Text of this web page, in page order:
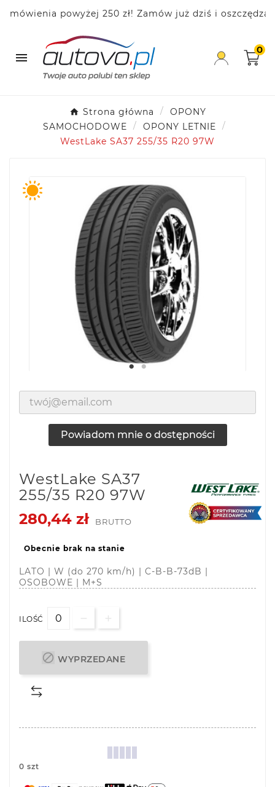
powyżej 250 zł! Zamów już dziś i oszczędzaj!

0
Strona główna
OPONY
SAMOCHODOWE
OPONY LETNIE
WestLake SA37 255/35 R20 97W
Powiadom mnie o dostępności
WestLake SA37
255/35 R20 97W
280,44 zł
BRUTTO
Obecnie brak na stanie
LATO | W (do 270 km/h) | C-B-B-73dB |
OSOBOWE | M+S
ILOŚĆ
 WYPRZEDANE
0 szt